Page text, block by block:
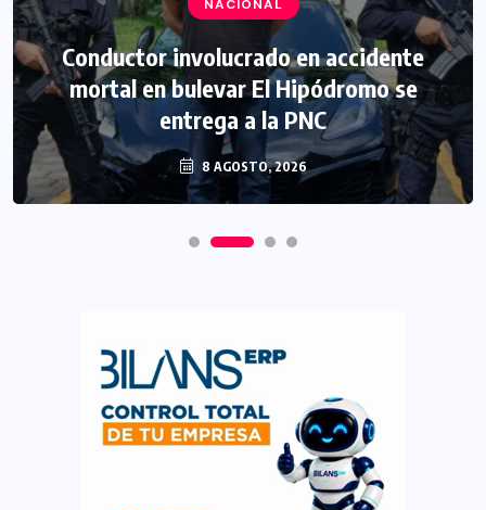
NACIONAL
Conductor involucrado en accidente
mortal en bulevar El Hipódromo se
entrega a la PNC
8 AGOSTO, 2026